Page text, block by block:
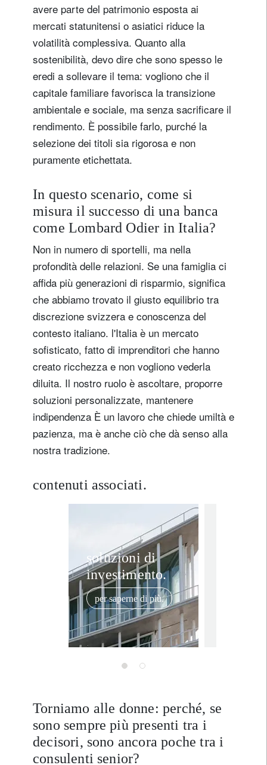
avere parte del patrimonio esposta ai
mercati statunitensi o asiatici riduce la
volatilità complessiva. Quanto alla
sostenibilità, devo dire che sono spesso le
eredi a sollevare il tema: vogliono che il
capitale familiare favorisca la transizione
ambientale e sociale, ma senza sacrificare il
rendimento. È possibile farlo, purché la
selezione dei titoli sia rigorosa e non
puramente etichettata.
In questo scenario, come si
misura il successo di una banca
come Lombard Odier in Italia?
Non in numero di sportelli, ma nella
profondità delle relazioni. Se una famiglia ci
affida più generazioni di risparmio, significa
che abbiamo trovato il giusto equilibrio tra
discrezione svizzera e conoscenza del
contesto italiano. l'Italia è un mercato
sofisticato, fatto di imprenditori che hanno
creato ricchezza e non vogliono vederla
diluita. Il nostro ruolo è ascoltare, proporre
soluzioni personalizzate, mantenere
indipendenza È un lavoro che chiede umiltà e
pazienza, ma è anche ciò che dà senso alla
nostra tradizione.
contenuti associati.
soluzioni di
investimento.
per saperne di più.
Torniamo alle donne: perché, se
sono sempre più presenti tra i
decisori, sono ancora poche tra i
consulenti senior?